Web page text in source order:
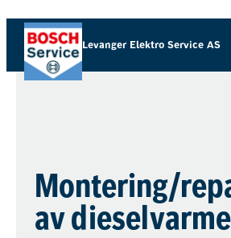
Levanger Elektro Service AS
Montering/
av